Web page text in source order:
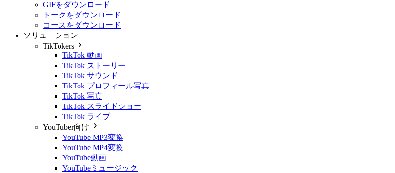
GIFをダウンロード
トークをダウンロード
コースをダウンロード
ソリューション
TikTokers
TikTok 動画
TikTok ストーリー
TikTok サウンド
TikTok プロフィール写真
TikTok 写真
TikTok スライドショー
TikTok ライブ
YouTuber向け
YouTube MP3変換
YouTube MP4変換
YouTube動画
YouTubeミュージック